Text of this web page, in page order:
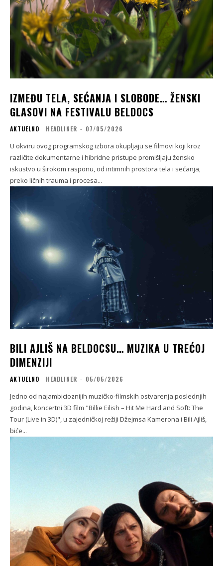
IZMEĐU TELA, SEĆANJA I SLOBODE… ŽENSKI
GLASOVI NA FESTIVALU BELDOCS
AKTUELNO HEADLINER - 07/05/2026
U okviru ovog programskog izbora okupljaju se filmovi koji kroz
različite dokumentarne i hibridne pristupe promišljaju žensko
iskustvo u širokom rasponu, od intimnih prostora tela i sećanja,
preko ličnih trauma i procesa...
BILI AJLIŠ NA BELDOCSU… MUZIKA U TREĆOJ
DIMENZIJI
AKTUELNO HEADLINER - 05/05/2026
Jedno od najambicioznijih muzičko-filmskih ostvarenja poslednjih
godina, koncertni 3D film "Billie Eilish – Hit Me Hard and Soft: The
Tour (Live in 3D)", u zajedničkoj režiji Džejmsa Kamerona i Bili Ajliš,
biće...